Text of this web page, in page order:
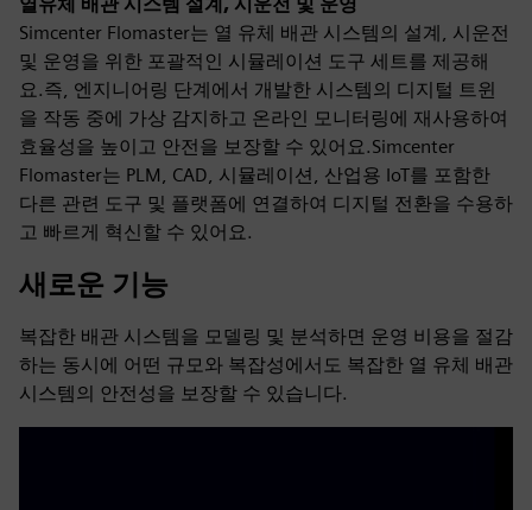
Simcenter Flomaster는 열 유체 배관 시스템의 설계, 시운전
및 운영을 위한 포괄적인 시뮬레이션 도구 세트를 제공해
요.즉, 엔지니어링 단계에서 개발한 시스템의 디지털 트윈
을 작동 중에 가상 감지하고 온라인 모니터링에 재사용하여
효율성을 높이고 안전을 보장할 수 있어요.Simcenter
Flomaster는 PLM, CAD, 시뮬레이션, 산업용 IoT를 포함한
다른 관련 도구 및 플랫폼에 연결하여 디지털 전환을 수용하
고 빠르게 혁신할 수 있어요.
새로운 기능
복잡한 배관 시스템을 모델링 및 분석하면 운영 비용을 절감
하는 동시에 어떤 규모와 복잡성에서도 복잡한 열 유체 배관
시스템의 안전성을 보장할 수 있습니다.